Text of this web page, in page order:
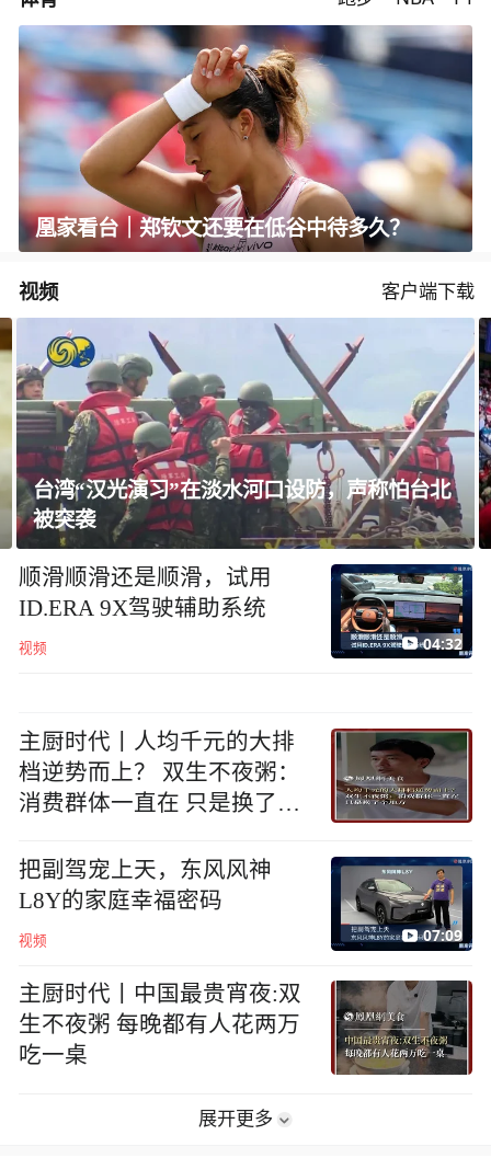
凰家看台｜郑钦文还要在低谷中待多久？
视频 客户端下载
美国教授：共和党中期选举本是逆风局，没想
到对手烂成“神助攻”
顺滑顺滑还是顺滑，试用
ID.ERA 9X驾驶辅助系统
视频 04:32
主厨时代丨人均千元的大排
档逆势而上？ 双生不夜粥：
消费群体一直在 只是换了个
把副驾宠上天，东风风神
L8Y的家庭幸福密码
视频 07:09
主厨时代丨中国最贵宵夜:双
生不夜粥 每晚都有人花两万
吃一桌
展开更多